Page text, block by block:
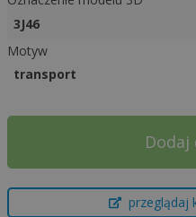
3J46
Motyw
transport
Dodaj
A
przeglądaj